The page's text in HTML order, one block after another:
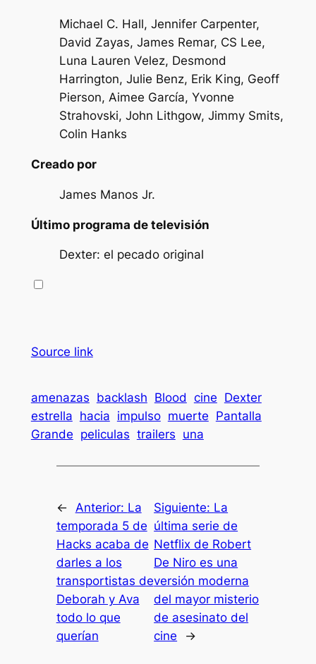
Michael C. Hall, Jennifer Carpenter,
David Zayas, James Remar, CS Lee,
Luna Lauren Velez, Desmond
Harrington, Julie Benz, Erik King, Geoff
Pierson, Aimee García, Yvonne
Strahovski, John Lithgow, Jimmy Smits,
Colin Hanks
Creado por
James Manos Jr.
Último programa de televisión
Dexter: el pecado original
Source link
amenazas backlash Blood cine Dexter
estrella hacia impulso muerte Pantalla
Grande peliculas trailers una
← Anterior: La
temporada 5 de
Hacks acaba de
darles a los
transportistas de
Deborah y Ava
todo lo que
querían
Siguiente: La
última serie de
Netflix de Robert
De Niro es una
versión moderna
del mayor misterio
de asesinato del
cine
→